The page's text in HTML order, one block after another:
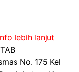
lebih lanjut
No. 175 Kel